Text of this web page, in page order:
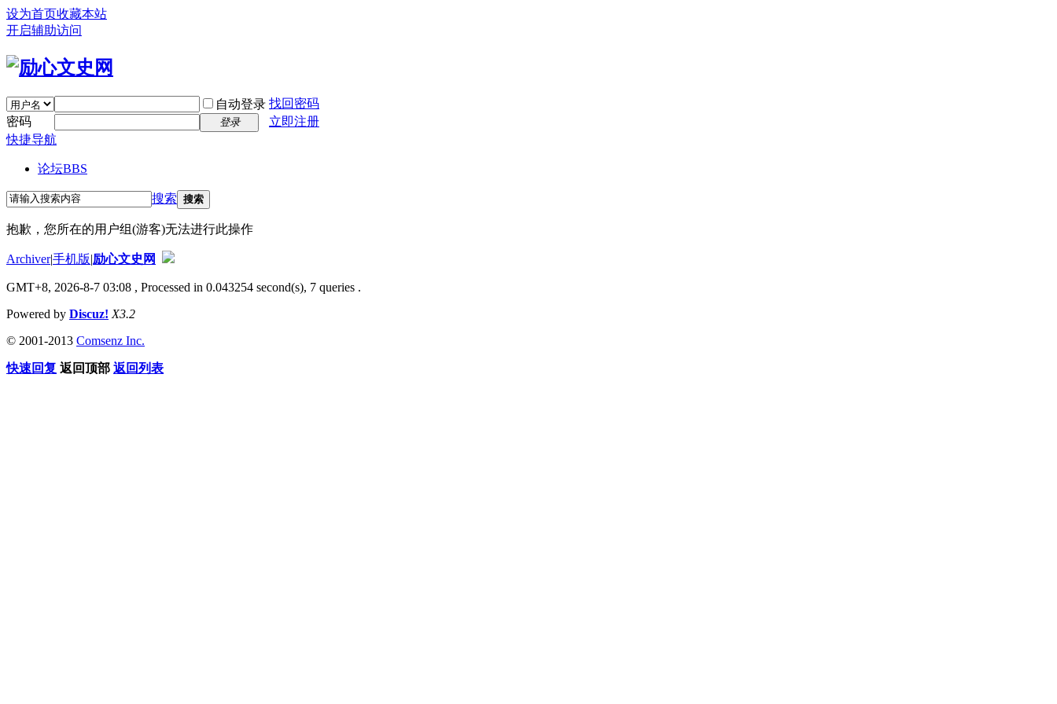
设为首页收藏本站
开启辅助访问
自动登录 找回密码
密码
登录
立即注册
快捷导航
论坛BBS
搜索 搜索
抱歉，您所在的用户组(游客)无法进行此操作
Archiver|手机版|励心文史网
GMT+8, 2026-8-7 03:08 , Processed in 0.043254 second(s), 7 queries .
Powered by Discuz! X3.2
© 2001-2013 Comsenz Inc.
快速回复 返回顶部 返回列表